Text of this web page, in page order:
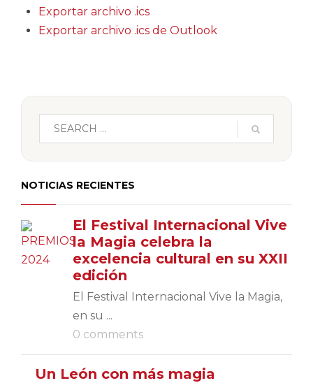
Exportar archivo .ics
Exportar archivo .ics de Outlook
NOTICIAS RECIENTES
El Festival Internacional Vive
la Magia celebra la
excelencia cultural en su XXII
edición
El Festival Internacional Vive la Magia,
en su ...
0 comments
Un León con más magia